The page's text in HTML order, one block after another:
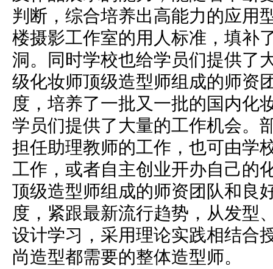
判断，综合培养出高能力的应用
楼摄影工作室的用人标准，填补
洞。同时学校也给学员们提供了
级化妆师顶级造型师组成的师资
度，培养了一批又一批的国内化
学员们提供了大量的工作机会。
担任助理教师的工作，也可由学
工作，或者自主创业开办自己的
顶级造型师组成的师资团队和良
度，紧跟最新流行趋势，从发型
设计学习，采用理论实践相结合
尚造型都需要的整体造型师。